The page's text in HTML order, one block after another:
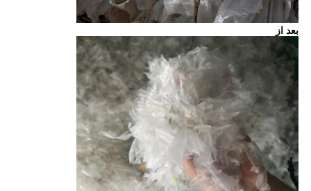
بعد از